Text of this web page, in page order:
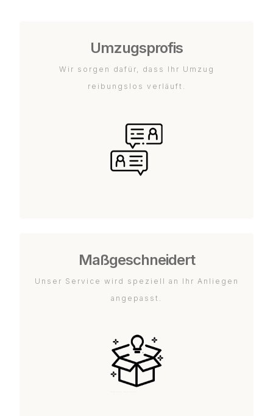
Umzugsprofis
Wir sorgen dafür, dass Ihr Umzug
reibungslos verläuft.
Maßgeschneidert
Unser Service wird speziell an Ihr Anliegen
angepasst.